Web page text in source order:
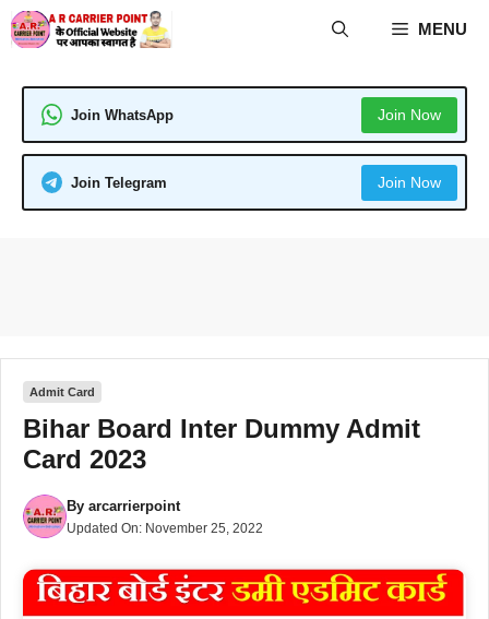
Skip
to
MENU
Join WhatsApp Join Now
Join Telegram Join Now
Admit Card
Bihar Board Inter Dummy Admit
Card 2023
By arcarrierpoint
Updated On: November 25, 2022